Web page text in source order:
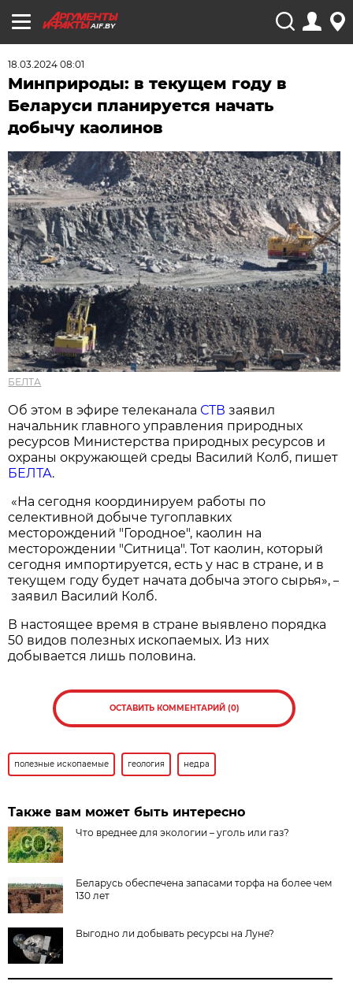
AIF.BY
18.03.2024 08:01
Минприроды: в текущем году в
Беларуси планируется начать
добычу каолинов
БЕЛТА
Об этом в эфире телеканала СТВ заявил
начальник главного управления природных
ресурсов Министерства природных ресурсов и
охраны окружающей среды Василий Колб, пишет
БЕЛТА.
«На сегодня координируем работы по
селективной добыче тугоплавких
месторождений "Городное", каолин на
месторождении "Ситница". Тот каолин, который
сегодня импортируется, есть у нас в стране, и в
текущем году будет начата добыча этого сырья»,–
заявил Василий Колб.
В настоящее время в стране выявлено порядка
50 видов полезных ископаемых. Из них
добывается лишь половина.
ОСТАВИТЬ КОММЕНТАРИЙ (0)
полезные ископаемые геология недра
Также вам может быть интересно
Что вреднее для экологии – уголь или газ?
Беларусь обеспечена запасами торфа на более чем
130 лет
Выгодно ли добывать ресурсы на Луне?